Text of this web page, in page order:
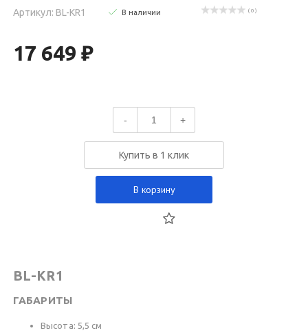
Артикул: BL-KR1 В наличии ( 0 )
17 649 ₽
- +
Купить в 1 клик
В корзину
BL-KR1
ГАБАРИТЫ
Высота: 5,5 см